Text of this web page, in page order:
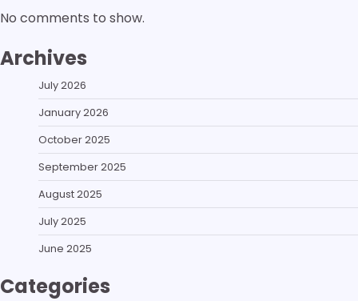
No comments to show.
Archives
July 2026
January 2026
October 2025
September 2025
August 2025
July 2025
June 2025
Categories